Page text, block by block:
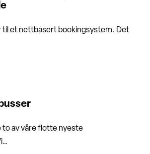
til et nettbasert bookingsystem. Det
to av våre flotte nyeste